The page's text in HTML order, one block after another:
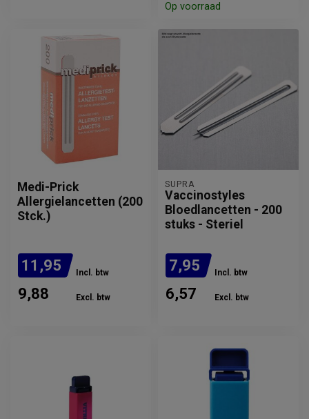
Op voorraad
Medi-Prick
Allergielancetten (200
Stck.)
11,95 Incl. btw
9,88 Excl. btw
SUPRA
Vaccinostyles
Bloedlancetten - 200
stuks - Steriel
7,95 Incl. btw
6,57 Excl. btw